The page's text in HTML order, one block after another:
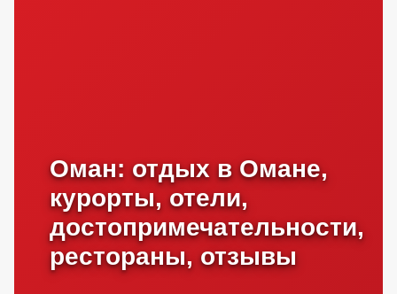
Оман: отдых в Омане,
курорты, отели,
достопримечательности,
рестораны, отзывы